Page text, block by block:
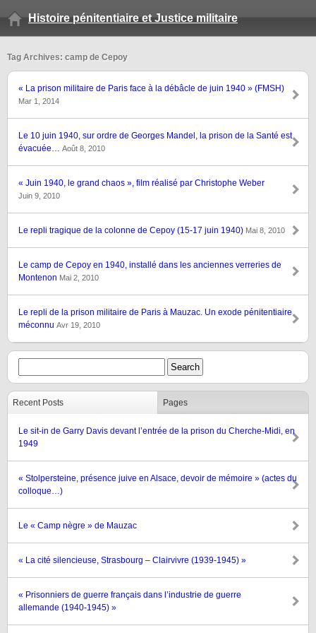
Histoire pénitentiaire et Justice militaire
Tag Archives: camp de Cepoy
« La prison militaire de Paris face à la débâcle de juin 1940 » (FMSH)
Mar 1, 2014
Le 10 juin 1940, sur ordre de Georges Mandel, la prison de la Santé est
évacuée… Août 8, 2010
« Juin 1940, le grand chaos », film réalisé par Christophe Weber
Juin 9, 2010
Le repli tragique de la colonne de Cepoy (15-17 juin 1940) Mai 8, 2010
Le camp de Cepoy en 1940, installé dans les anciennes verreries de
Montenon Mai 2, 2010
Le repli de la prison militaire de Paris à Mauzac. Un exode pénitentiaire
méconnu Avr 19, 2010
Recent Posts Pages
Le sit-in de Garry Davis devant l’entrée de la prison du Cherche-Midi, en
1949
« Stolpersteine, présence juive en Alsace, devoir de mémoire » (actes du
colloque…)
Le « Camp nègre » de Mauzac
« La cité silencieuse, Strasbourg – Clairvivre (1939-1945) »
« Prisonniers de guerre français dans l’industrie de guerre
allemande (1940-1945) »